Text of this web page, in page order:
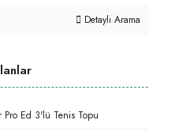
Detaylı Arama
Pro Ed 3'lü Tenis Topu